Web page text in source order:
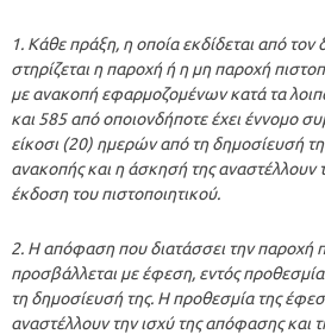
1. Κάθε πράξη, η οποία εκδίδεται από τον
στηρίζεται η παροχή ή η μη παροχή
με ανακοπή εφαρμοζομένων κατά τα
και 585 από οποιονδήποτε έχει έννομο
είκοσι (20) ημερών από τη δημοσίευσή
ανακοπής και η άσκησή της αναστέλλουν
έκδοση του πιστοποιητικού.
2. Η απόφαση που διατάσσει την παροχή
προσβάλλεται με έφεση, εντός
τη δημοσίευσή της. Η προθεσμία της
αναστέλλουν την ισχύ της απόφασης και